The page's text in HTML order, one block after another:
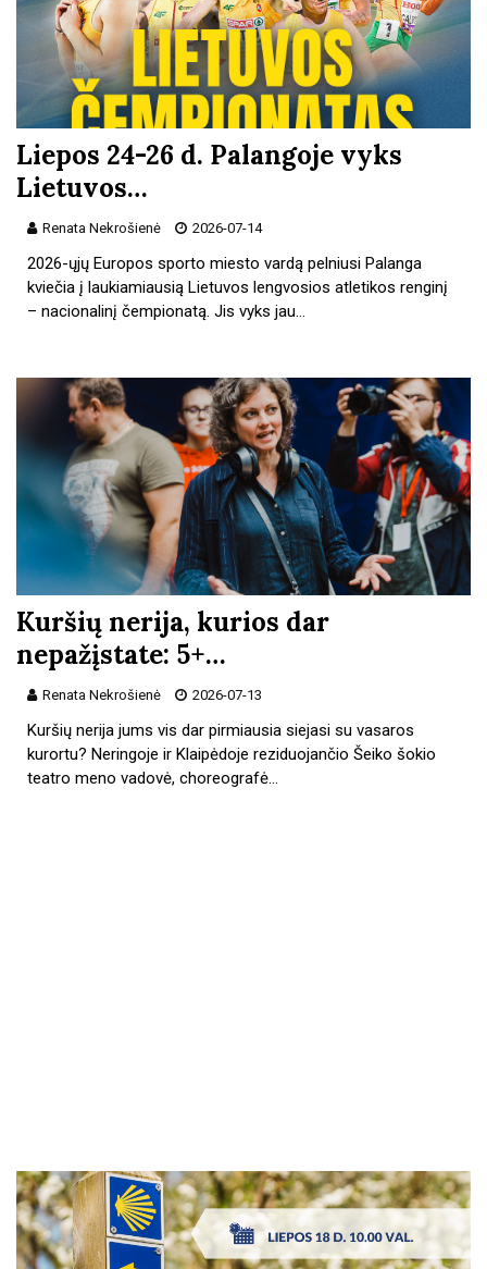
Liepos 24-26 d. Palangoje vyks
Lietuvos…
Renata Nekrošienė 2026-07-14
2026-ųjų Europos sporto miesto vardą pelniusi Palanga
kviečia į laukiamiausią Lietuvos lengvosios atletikos renginį
– nacionalinį čempionatą. Jis vyks jau…
Kuršių nerija, kurios dar
nepažįstate: 5+…
Renata Nekrošienė 2026-07-13
Kuršių nerija jums vis dar pirmiausia siejasi su vasaros
kurortu? Neringoje ir Klaipėdoje reziduojančio Šeiko šokio
teatro meno vadovė, choreografė…